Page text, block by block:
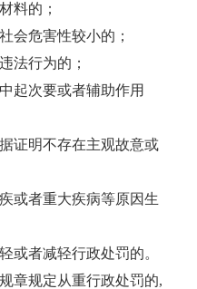
料的；
危害性较小的；
行为的；
次要或者辅助作用
明不存在主观故意或
者重大疾病等原因生
者减轻行政处罚的。
章规定从重行政处罚的,